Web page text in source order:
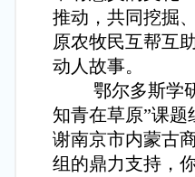
推动，共同挖掘
原农牧民互帮互
动人故事。
鄂尔多斯学研
知青在草原”课题
谢南京市内蒙古
组的鼎力支持，